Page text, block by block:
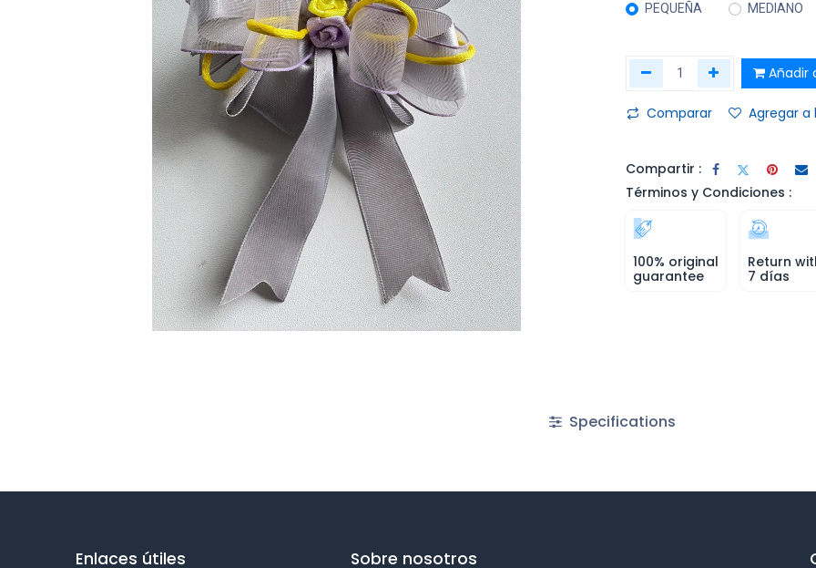
PEQUEÑA MEDIANO
Añadir
Comparar Agregar a
Compartir :
Términos y Condiciones :
100% original
guarantee
Return
7 días
Specifications
Enlaces útiles Sobre nosotros